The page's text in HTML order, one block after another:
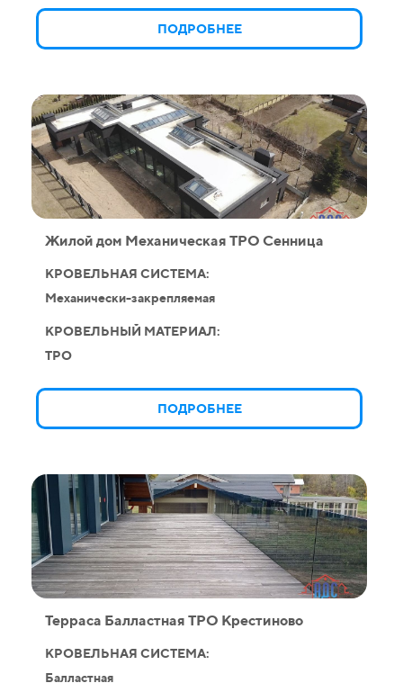
ПОДРОБНЕЕ
Жилой дом Механическая ТPO Сенница
КРОВЕЛЬНАЯ СИСТЕМА:
Механически-закрепляемая
КРОВЕЛЬНЫЙ МАТЕРИАЛ:
TPO
ПОДРОБНЕЕ
Терраса Балластная ТРО Крестиново
КРОВЕЛЬНАЯ СИСТЕМА:
Балластная